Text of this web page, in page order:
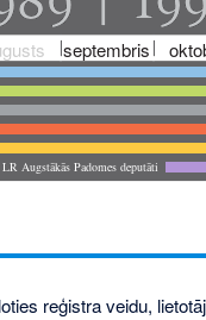
septembris
LR Augstākās Padomes deputāti
reģistra veidu,